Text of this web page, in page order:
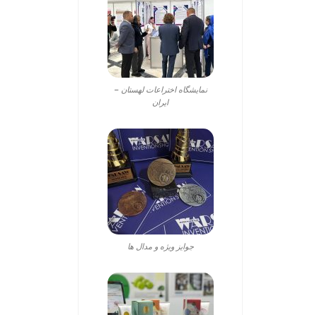
نمایشگاه اختراعات لهستان –
ایران
جوایز ویژه و مدال ها